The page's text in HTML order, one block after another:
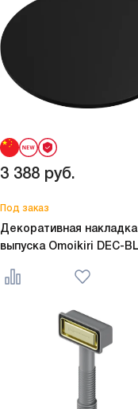
3 388 руб.
Под заказ
Декоративная
выпуска Omoikiri DEC-BL